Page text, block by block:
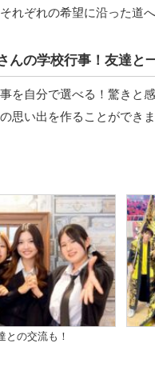
れぞれの希望に沿った道へ
んの学校行事！友達と
を自分で選べる！驚きと
思い出を作ることができ
との交流も！